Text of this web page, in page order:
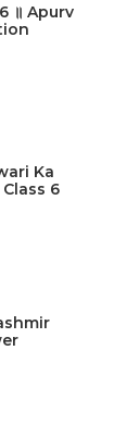
6 ॥ Apurv
Ka
6